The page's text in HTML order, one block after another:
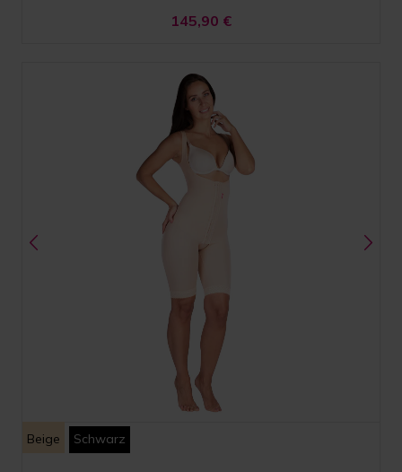
145,90 €
Beige Schwarz